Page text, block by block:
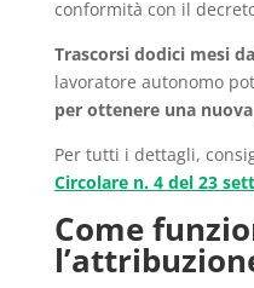
conformità con il
Trascorsi dodici mesi
lavoratore autonomo
per ottenere una
Per tutti i dettagli,
Circolare n. 4 del 23
Come